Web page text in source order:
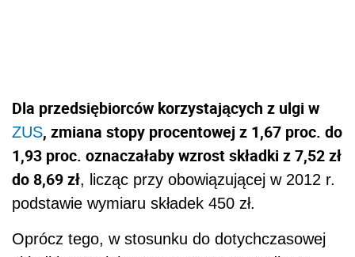
Dla przedsiębiorców korzystających z ulgi w
ZUS, zmiana stopy procentowej z 1,67 proc. do
1,93 proc. oznaczałaby wzrost składki z 7,52 zł
do 8,69 zł, licząc przy obowiązującej w 2012 r.
podstawie wymiaru składek 450 zł.
Oprócz tego, w stosunku do dotychczasowej